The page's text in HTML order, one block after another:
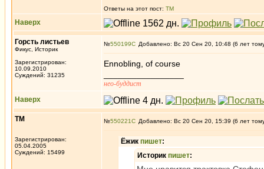
Ответы на этот пост: ТМ
Наверх
Горсть листьев
Фикус, Историк
Зарегистрирован:
10.09.2010
Суждений: 31235
№550199 Добавлено: Вс 20 Сен 20, 10:48 (6 лет
Ennobling, of course
нео-буддист
Наверх
ТМ
Зарегистрирован:
05.04.2005
Суждений: 15499
№550221 Добавлено: Вс 20 Сен 20, 15:39 (6 лет
Ёжик пишет:
Историк пишет: